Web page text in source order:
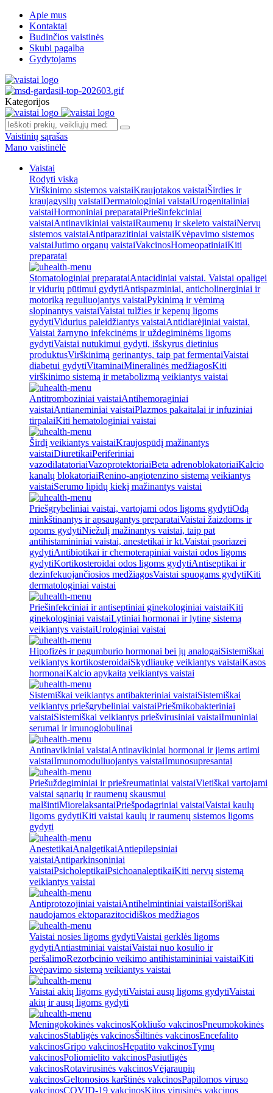
Apie mus
Kontaktai
Budinčios vaistinės
Skubi pagalba
Gydytojams
Kategorijos
Vaistinių sąrašas
Mano vaistinėlė
Vaistai
Rodyti viską
Virškinimo sistemos vaistaiKraujotakos vaistaiŠirdies ir
kraujagyslių vaistaiDermatologiniai vaistaiUrogenitaliniai
vaistaiHormoniniai preparataiPriešinfekciniai
vaistaiAntinavikiniai vaistaiRaumenų ir skeleto vaistaiNervų
sistemos vaistaiAntiparazitiniai vaistaiKvėpavimo sistemos
vaistaiJutimo organų vaistaiVakcinosHomeopatiniaiKiti
preparatai
Stomatologiniai preparataiAntacidiniai vaistai. Vaistai opaligei
ir vidurių pūtimui gydytiAntispazminiai, anticholinerginiai ir
motoriką reguliuojantys vaistaiPykinimą ir vėmimą
slopinantys vaistaiVaistai tulžies ir kepenų ligoms
gydytiVidurius paleidžiantys vaistaiAntidiarėjiniai vaistai.
Vaistai žarnyno infekcinėms ir uždegiminėms ligoms
gydytiVaistai nutukimui gydyti, išskyrus dietinius
produktusVirškinimą gerinantys, taip pat fermentaiVaistai
diabetui gydytiVitaminaiMineralinės medžiagosKiti
virškinimo sistemą ir metabolizmą veikiantys vaistai
Antitromboziniai vaistaiAntihemoraginiai
vaistaiAntianeminiai vaistaiPlazmos pakaitalai ir infuziniai
tirpalaiKiti hematologiniai vaistai
Širdį veikiantys vaistaiKraujospūdį mažinantys
vaistaiDiuretikaiPeriferiniai
vazodilatatoriaiVazoprotektoriaiBeta adrenoblokatoriaiKalcio
kanalų blokatoriaiRenino-angiotenzino sistemą veikiantys
vaistaiSerumo lipidų kiekį mažinantys vaistai
Priešgrybeliniai vaistai, vartojami odos ligoms gydytiOdą
minkštinantys ir apsaugantys preparataiVaistai žaizdoms ir
opoms gydytiNiežulį mažinantys vaistai, taip pat
antihistamininiai vaistai, anestetikai ir kt.Vaistai psoriazei
gydytiAntibiotikai ir chemoterapiniai vaistai odos ligoms
gydytiKortikosteroidai odos ligoms gydytiAntiseptikai ir
dezinfekuojančiosios medžiagosVaistai spuogams gydytiKiti
dermatologiniai vaistai
Priešinfekciniai ir antiseptiniai ginekologiniai vaistaiKiti
ginekologiniai vaistaiLytiniai hormonai ir lytinę sistemą
veikiantys vaistaiUrologiniai vaistai
Hipofizės ir pagumburio hormonai bei jų analogaiSistemiškai
veikiantys kortikosteroidaiSkydliaukę veikiantys vaistaiKasos
hormonaiKalcio apykaitą veikiantys vaistai
Sistemiškai veikiantys antibakteriniai vaistaiSistemiškai
veikiantys priešgrybeliniai vaistaiPriešmikobakteriniai
vaistaiSistemiškai veikiantys priešvirusiniai vaistaiImuniniai
serumai ir imunoglobulinai
Antinavikiniai vaistaiAntinavikiniai hormonai ir jiems artimi
vaistaiImunomoduliuojantys vaistaiImunosupresantai
Priešuždegiminiai ir priešreumatiniai vaistaiVietiškai vartojami
vaistai sąnarių ir raumenų skausmui
malšintiMiorelaksantaiPriešpodagriniai vaistaiVaistai kaulų
ligoms gydytiKiti vaistai kaulų ir raumenų sistemos ligoms
gydyti
AnestetikaiAnalgetikaiAntiepilepsiniai
vaistaiAntiparkinsoniniai
vaistaiPsicholeptikaiPsichoanaleptikaiKiti nervų sistemą
veikiantys vaistai
Antiprotozojiniai vaistaiAntihelmintiniai vaistaiIšoriškai
naudojamos ektoparazitocidiškos medžiagos
Vaistai nosies ligoms gydytiVaistai gerklės ligoms
gydytiAntiastminiai vaistaiVaistai nuo kosulio ir
peršalimoRezorbcinio veikimo antihistamininiai vaistaiKiti
kvėpavimo sistemą veikiantys vaistai
Vaistai akių ligoms gydytiVaistai ausų ligoms gydytiVaistai
akių ir ausų ligoms gydyti
Meningokokinės vakcinosKokliušo vakcinosPneumokokinės
vakcinosStabligės vakcinosŠiltinės vakcinosEncefalito
vakcinosGripo vakcinosHepatito vakcinosTymų
vakcinosPoliomielito vakcinosPasiutligės
vakcinosRotavirusinės vakcinosVėjaraupių
vakcinosGeltonosios karštinės vakcinosPapilomos viruso
vakcinosCOVID-19 vakcinosKitos virusinės vakcinos